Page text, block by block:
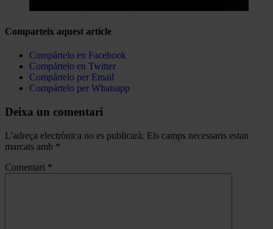
Comparteix aquest article
Compártelo en Facebook
Compártelo en Twitter
Compártelo per Email
Compártelo per Whatsapp
Deixa un comentari
L'adreça electrònica no es publicarà. Els camps necessaris estan
marcats amb *
Comentari *